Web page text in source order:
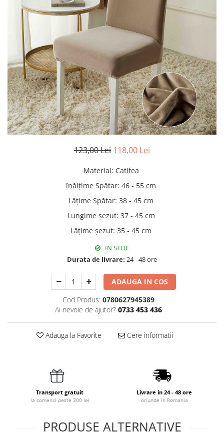
Pilote cu blăniță
123,00 Lei 118,00 Lei
Material: Catifea
înălțime Spătar: 46 - 55 cm
Lățime Spătar: 38 - 45 cm
Lungime șezut: 37 - 45 cm
Lățime șezut: 35 - 45 cm
IN STOC
Durata de livrare: 24 - 48 ore
ADAUGA IN COS
Cod Produs: 0780627945389
Ai nevoie de ajutor? 0733 453 436
Adauga la Favorite Cere informatii
Transport gratuit
la comenzi peste 300 lei
Livrare in 24 - 48 ore
oriunde in Romania
PRODUSE ALTERNATIVE